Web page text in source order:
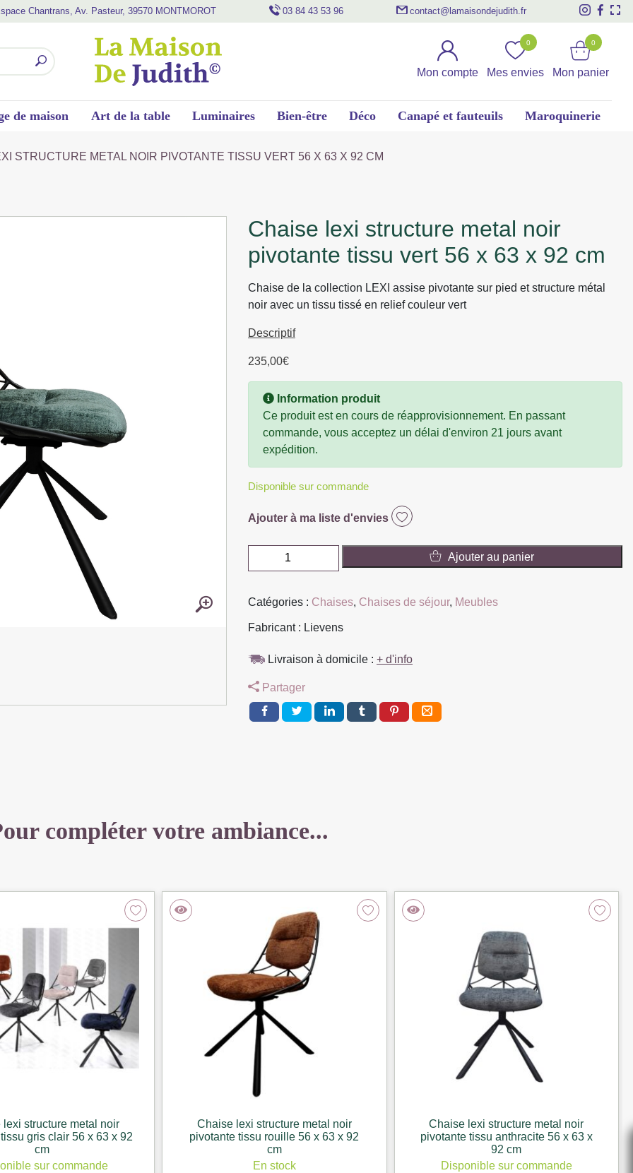
Chantrans, Av. Pasteur, 39570 MONTMOROT 03 84 43 53 96 contact@lamaisondejudith.fr
Mon compte Mes envies
0
Mon panier
0
de maison Art de la table Luminaires Bien-être Déco Canapé et fauteuils Maroquinerie
STRUCTURE METAL NOIR PIVOTANTE TISSU VERT 56 X 63 X 92 CM
chaise lexi structure metal noir
pivotante tissu vert 56 x 63 x 92 cm
Chaise de la collection LEXI assise pivotante sur pied et structure métal
noir avec un tissu tissé en relief couleur vert
Descriptif
235,00€
Information produit
Ce produit est en cours de réapprovisionnement. En passant
commande, vous acceptez un délai d'environ 21 jours avant
expédition.
Disponible sur commande
Ajouter à ma liste d'envies
quantité
de
LEXI
STRUCTURE
NOIR
TISSU
VERT
56
Ajouter au panier
Catégories : Chaises, Chaises de séjour, Meubles
Fabricant : Lievens
Livraison à domicile : + d'info
Partager
compléter votre ambiance...
lexi structure metal noir
gris clair 56 x 63 x 92
cm
sur commande
Chaise lexi structure metal noir
pivotante tissu rouille 56 x 63 x 92
cm
En stock
Chaise lexi structure metal noir
pivotante tissu anthracite 56 x 63 x
92 cm
Disponible sur commande